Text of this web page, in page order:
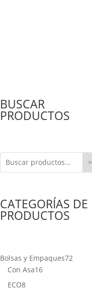
BUSCAR
PRODUCTOS
>
CATEGORÍAS DE
PRODUCTOS
Bolsas y Empaques72
Con Asa1616
ECO88